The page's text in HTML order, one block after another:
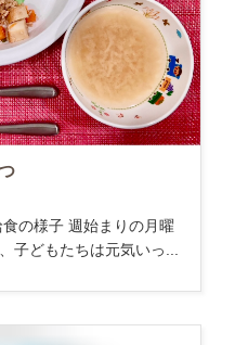
の様子 週始まりの月曜
子どもたちは元気いっ...